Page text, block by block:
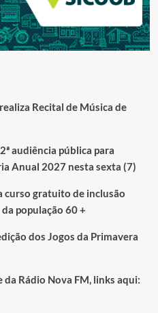
Recital de Música de
audiência pública para
Anual 2027 nesta sexta (7)
curso gratuito de inclusão
população 60 +
dos Jogos da Primavera
Rádio Nova FM, links aqui: